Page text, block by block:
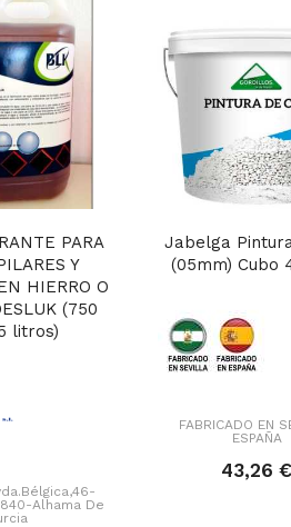
PARA
Y
HIERRO O
(750
litros)
Alhama De
Jabelga
(05mm) Cubo
FABRICADO EN
ESPAÑA
43,26 €